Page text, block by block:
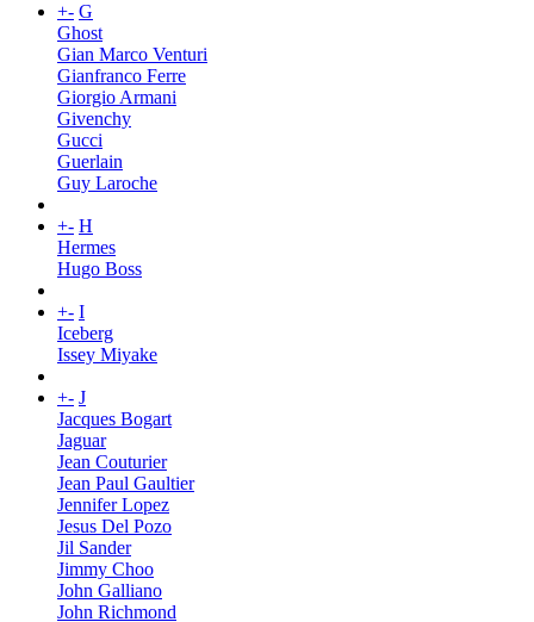
+- G
Ghost
Gian Marco Venturi
Gianfranco Ferre
Giorgio Armani
Givenchy
Gucci
Guerlain
Guy Laroche
+- H
Hermes
Hugo Boss
+- I
Iceberg
Issey Miyake
+- J
Jacques Bogart
Jaguar
Jean Couturier
Jean Paul Gaultier
Jennifer Lopez
Jesus Del Pozo
Jil Sander
Jimmy Choo
John Galliano
John Richmond